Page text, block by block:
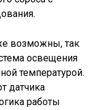
возможны, так
освещения
температурой.
датчика
работы